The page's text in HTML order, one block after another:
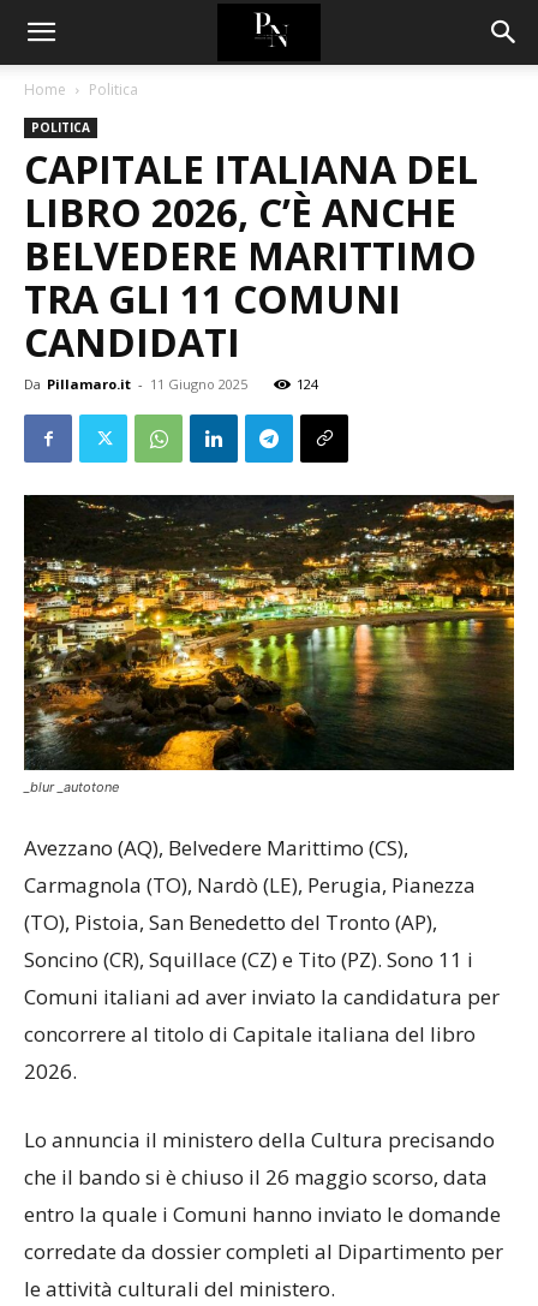
Home Politica
POLITICA
CAPITALE ITALIANA DEL
LIBRO 2026, C’È ANCHE
BELVEDERE MARITTIMO
TRA GLI 11 COMUNI
CANDIDATI
Da Pillamaro.it - 11 Giugno 2025 124
_blur _autotone
Avezzano (AQ), Belvedere Marittimo (CS),
Carmagnola (TO), Nardò (LE), Perugia, Pianezza
(TO), Pistoia, San Benedetto del Tronto (AP),
Soncino (CR), Squillace (CZ) e Tito (PZ). Sono 11 i
Comuni italiani ad aver inviato la candidatura per
concorrere al titolo di Capitale italiana del libro
2026.
Lo annuncia il ministero della Cultura precisando
che il bando si è chiuso il 26 maggio scorso, data
entro la quale i Comuni hanno inviato le domande
corredate da dossier completi al Dipartimento per
le attività culturali del ministero.